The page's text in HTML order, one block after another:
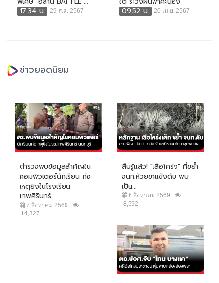
17:34 น.
29 ส.ค. 2567
09:52 น.
20 เม.ย. 2567
ข่าวยอดนิยม
ตำรวจพบข้อมูลสำคัญใน
คอมพิวเตอร์นักเรียน ก่อ
เหตุยิงในโรงเรียน
เทพศิรินทร์...
7 สิงหาคม 2569
14,327
สืบรู้แล้ว! "เสือโคร่ง" ที่ขย้ำ
จนท.ห้วยขาแข้งดับ พบ
เป็น...
6 สิงหาคม 2569
8,592